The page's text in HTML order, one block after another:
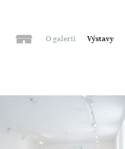
Výstavy
O galerii